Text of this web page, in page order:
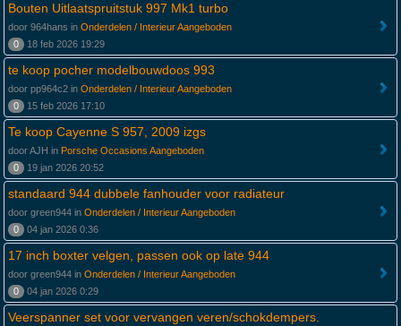
Bouten Uitlaatspruitstuk 997 Mk1 turbo
door 964hans in Onderdelen / Interieur Aangeboden
0
18 feb 2026 19:29
te koop pocher modelbouwdoos 993
door pp964c2 in Onderdelen / Interieur Aangeboden
0
15 feb 2026 17:10
Te koop Cayenne S 957, 2009 izgs
door AJH in Porsche Occasions Aangeboden
0
19 jan 2026 20:52
standaard 944 dubbele fanhouder voor radiateur
door green944 in Onderdelen / Interieur Aangeboden
0
04 jan 2026 0:36
17 inch boxter velgen, passen ook op late 944
door green944 in Onderdelen / Interieur Aangeboden
0
04 jan 2026 0:29
Veerspanner set voor vervangen veren/schokdempers.